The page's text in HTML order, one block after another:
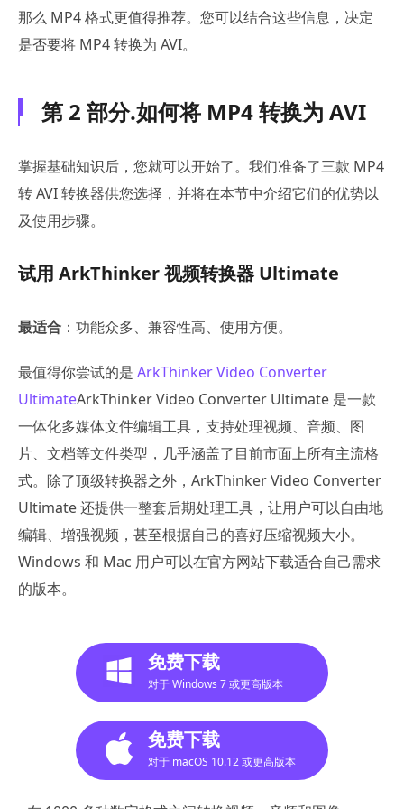
那么 MP4 格式更值得推荐。您可以结合这些信息，决定
是否要将 MP4 转换为 AVI。
第 2 部分.如何将 MP4 转换为 AVI
掌握基础知识后，您就可以开始了。我们准备了三款 MP4
转 AVI 转换器供您选择，并将在本节中介绍它们的优势以
及使用步骤。
试用 ArkThinker 视频转换器 Ultimate
最适合 ：功能众多、兼容性高、使用方便。
最值得你尝试的是 ArkThinker Video Converter
UltimateArkThinker Video Converter Ultimate 是一款
一体化多媒体文件编辑工具，支持处理视频、音频、图
片、文档等文件类型，几乎涵盖了目前市面上所有主流格
式。除了顶级转换器之外，ArkThinker Video Converter
Ultimate 还提供一整套后期处理工具，让用户可以自由地
编辑、增强视频，甚至根据自己的喜好压缩视频大小。
Windows 和 Mac 用户可以在官方网站下载适合自己需求
的版本。
免费下载
对于 Windows 7 或更高版本
免费下载
对于 macOS 10.12 或更高版本